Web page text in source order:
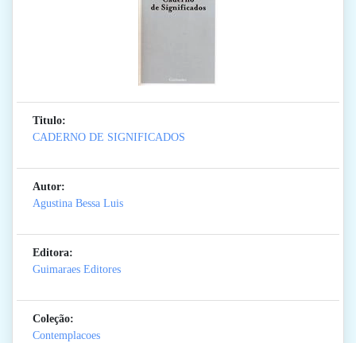
Titulo:
CADERNO DE SIGNIFICADOS
Autor:
Agustina Bessa Luis
Editora:
Guimaraes Editores
Coleção:
Contemplacoes